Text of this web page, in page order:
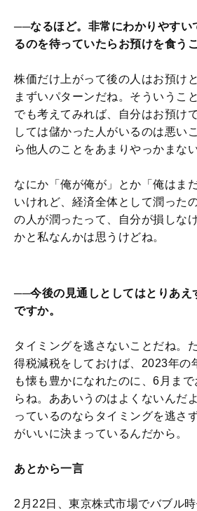
──なるほど。非常にわかりやすい
るのを待っていたらお預けを食う
株価だけ上がって後の人はお預け
まずいパターンだね。そういうこ
でも考えてみれば、自分はお預け
しては儲かった人がいるのは悪い
ら他人のことをあまりやっかまな
なにか「俺が俺が」とか「俺はま
いけれど、経済全体として潤った
の人が潤ったって、自分が損しな
かと私なんかは思うけどね。
──今後の見通しとしてはとりあえ
ですか。
タイミングを逃さないことだね。
得税減税をしておけば、2023年の
も懐も豊かになれたのに、6月ま
らね。ああいうのはよくないんだ
っているのならタイミングを逃さ
がいいに決まっているんだから。
あとから一言
2月22日、東京株式市場でバブル